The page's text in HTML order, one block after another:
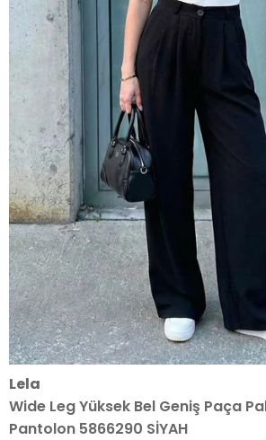
Lela
Wide Leg Yüksek Bel Geniş Paça
Pantolon 5866290 SİYAH